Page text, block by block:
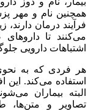
همچنین نام و مهر
فرآیند درمان
می‌کنند تا داروهای
اشتباهات دارویی
هر فردی که به
استفاده می‌کند. این
البته بیماران
تصاویر و